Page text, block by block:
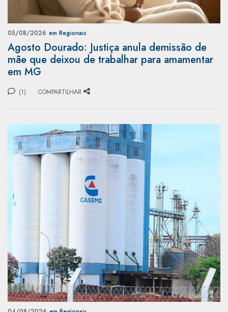
05/08/2026 em Regionais
Agosto Dourado: Justiça anula demissão de
mãe que deixou de trabalhar para amamentar
em MG
(1) COMPARTILHAR